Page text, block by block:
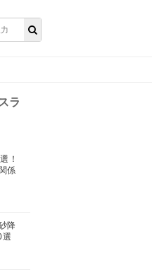
ラ
！
係
降
選